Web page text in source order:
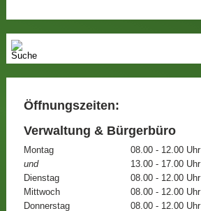
Öffnungszeiten:
Verwaltung & Bürgerbüro
Montag
08.00 - 12.00 Uhr
und
13.00 - 17.00 Uhr
Dienstag
08.00 - 12.00 Uhr
Mittwoch
08.00 - 12.00 Uhr
Donnerstag
08.00 - 12.00 Uhr